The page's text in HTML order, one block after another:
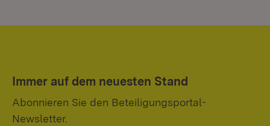
Immer auf dem neuesten Stand
Abonnieren Sie den Beteiligungsportal-
Newsletter.